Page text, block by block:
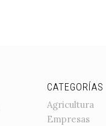
CATEGORÍAS
Agricultura
Empresas